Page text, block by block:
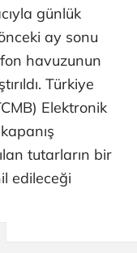
günlük
ay sonu
havuzunun
Türkiye
Elektronik
tutarların bir
edileceği